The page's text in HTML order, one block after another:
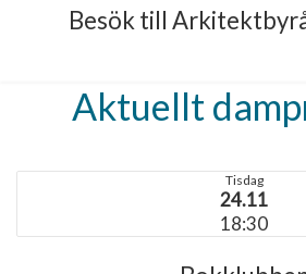
Besök till
Aktuellt
Tisdag
24.11
18:30